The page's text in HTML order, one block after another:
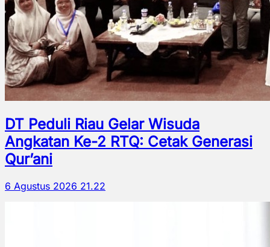
DT Peduli Riau Gelar Wisuda
Angkatan Ke-2 RTQ: Cetak Generasi
Qur’ani
6 Agustus 2026 21.22